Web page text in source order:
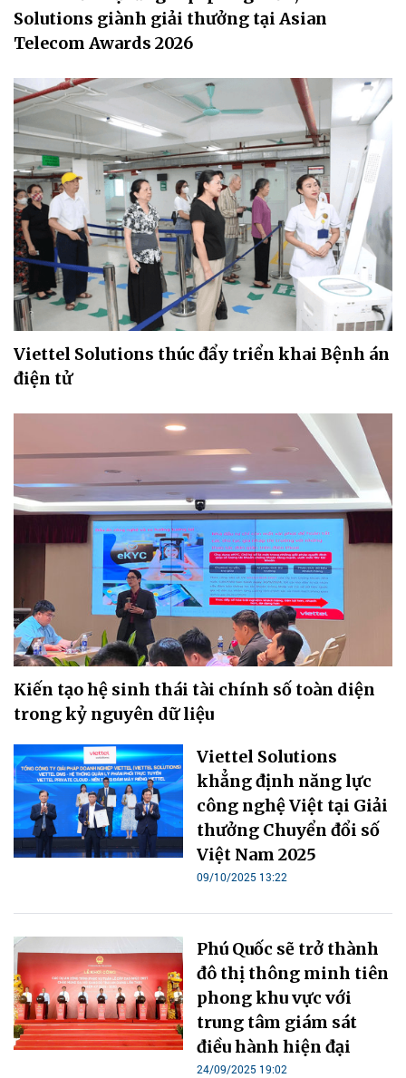
Solutions giành giải thưởng tại Asian
Telecom Awards 2026
Viettel Solutions thúc đẩy triển khai Bệnh án
điện tử
Kiến tạo hệ sinh thái tài chính số toàn diện
trong kỷ nguyên dữ liệu
Viettel Solutions
khẳng định năng lực
công nghệ Việt tại Giải
thưởng Chuyển đổi số
Việt Nam 2025
09/10/2025 13:22
Phú Quốc sẽ trở thành
đô thị thông minh tiên
phong khu vực với
trung tâm giám sát
điều hành hiện đại
24/09/2025 19:02